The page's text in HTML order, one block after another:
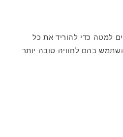
למטה כדי להוריד את כל
בהם לחוויה טובה יותר